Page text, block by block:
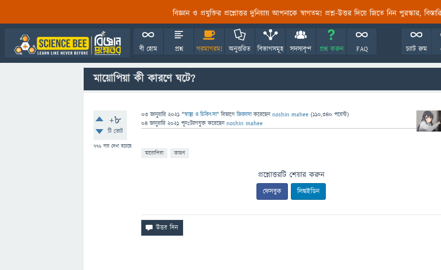
বিজ্ঞান ও প্রযুক্তির প্রশ্নোত্তর দুনিয়ায় আপনাকে স্বাগতম! প্রশ্ন-উত্তর দিয়ে জিতে নিন পুরস্কার,
বী হোম প্রশ্ন গরমাগরম! অনুত্তরিত বিভাগসমূহ সদস্যবৃন্দ প্রশ্ন করুন FAQ চ্যাট রুম
মায়োপিয়া কী কারণে ঘটে?
+8
টি ভোট
776 বার দেখা হয়েছে
03 জানুয়ারি 2021 "স্বাস্থ্য ও চিকিৎসা" বিভাগে জিজ্ঞাসাকরেছেনnoshin mahee (110,340 পয়েন্ট)
04 জানুয়ারি 2021 পূনঃট্যাগযুক্ত করেছেনnoshin mahee
মায়োপিয়া কারণ
প্রশ্নোত্তরটি শেয়ার করুন
ফেসবুক লিঙ্কইডিন